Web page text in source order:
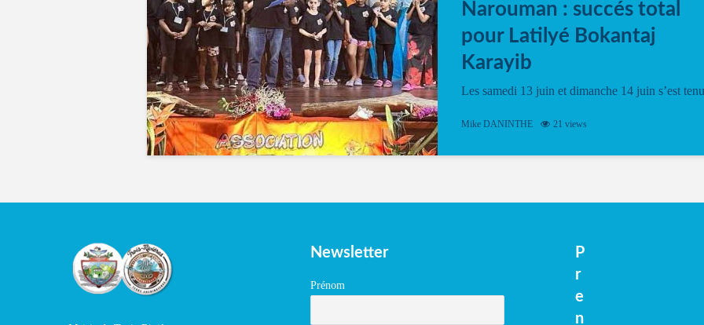
Narouman : succés total
pour Latilyé Bokantaj
Karayib
Les samedi 13 juin et dimanche 14 juin s’est tenu
vibrant à Pierrot Narouman, organisé par
spectacle de fin d’année, présenté à la salle...
Mike DANINTHE 21 views
Newsletter
Prénom
P
r
e
n